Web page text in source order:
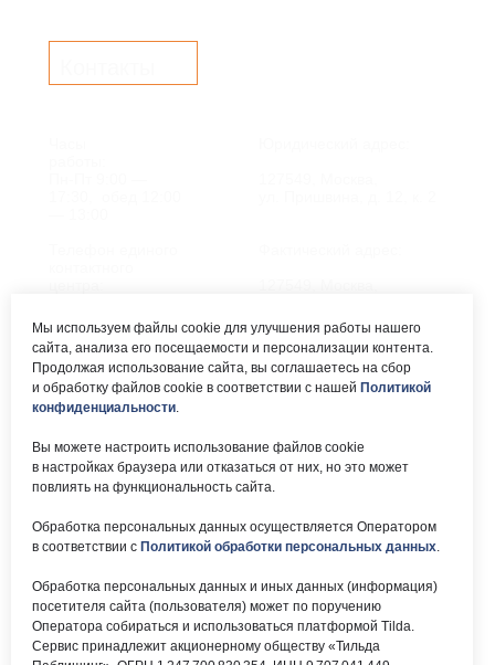
okc-
svao@svao.mos.ru
Почта:
Об учреждении:
О ГБУ «ОКЦ СВАО»
Электронный каталог:
Результаты НОК
Электронные ресурсы:
Национальная
Каталог Библиотек
электронная детская
библиотека
Мы используем файлы cookie для улучшения работы нашего
сайта, анализа его посещаемости и персонализации контента.
Продолжая использование сайта, вы соглашаетесь на сбор
и обработку файлов cookie в соответствии с нашей Политикой
конфиденциальности.
Вы можете настроить использование файлов cookie
в настройках браузера или отказаться от них, но это может
повлиять на функциональность сайта.
Обработка персональных данных осуществляется Оператором
в соответствии с Политикой обработки персональных данных.
Обработка персональных данных и иных данных (информация)
посетителя сайта (пользователя) может по поручению
Оператора собираться и использоваться платформой Tilda.
Сервис принадлежит акционерному обществу «Тильда